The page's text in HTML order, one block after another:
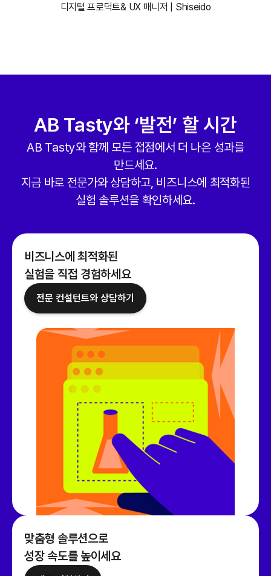
디지털 프로덕트& UX 매니저 | Shiseido
AB Tasty와 ‘발전’ 할 시간
AB Tasty와 함께 모든 접점에서 더 나은 성과를
만드세요.
지금 바로 전문가와 상담하고, 비즈니스에 최적화된
실험 솔루션을 확인하세요.
비즈니스에 최적화된
실험을 직접 경험하세요
전문 컨설턴트와 상담하기
맞춤형 솔루션으로
성장 속도를 높이세요